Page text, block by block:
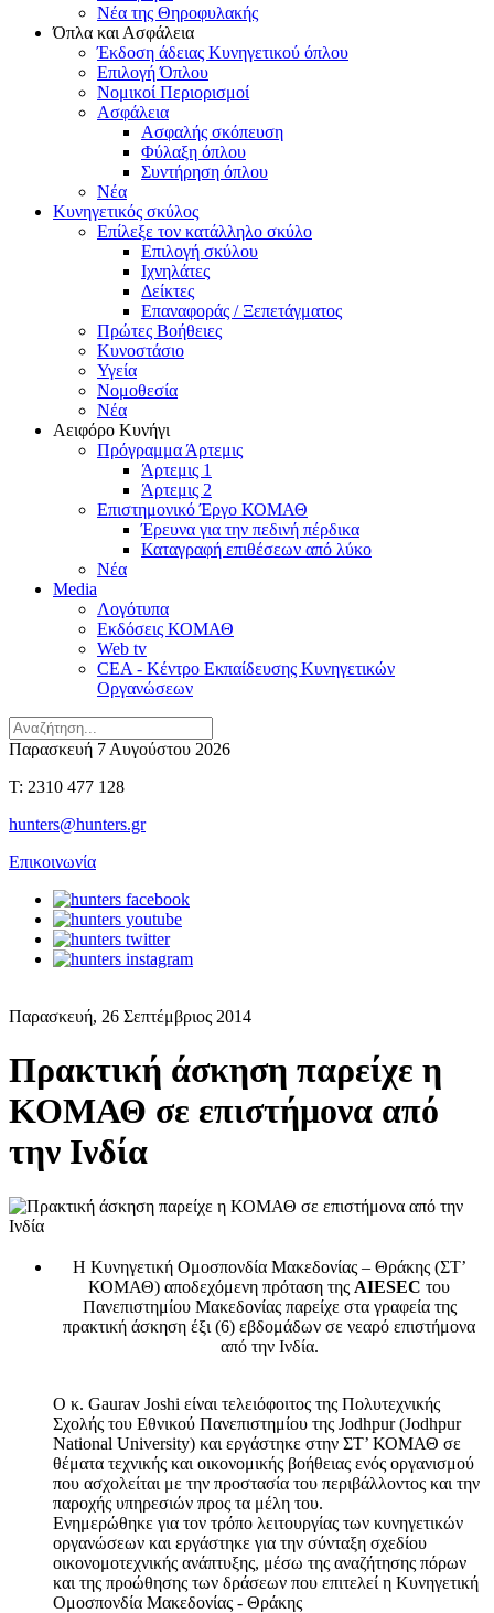
Νέα της Θηροφυλακής
Όπλα και Ασφάλεια
Έκδοση άδειας Κυνηγετικού όπλου
Επιλογή Όπλου
Νομικοί Περιορισμοί
Ασφάλεια
Ασφαλής σκόπευση
Φύλαξη όπλου
Συντήρηση όπλου
Νέα
Κυνηγετικός σκύλος
Επίλεξε τον κατάλληλο σκύλο
Επιλογή σκύλου
Ιχνηλάτες
Δείκτες
Επαναφοράς / Ξεπετάγματος
Πρώτες Βοήθειες
Κυνοστάσιο
Υγεία
Νομοθεσία
Νέα
Αειφόρο Κυνήγι
Πρόγραμμα Άρτεμις
Άρτεμις 1
Άρτεμις 2
Επιστημονικό Έργο ΚΟΜΑΘ
Έρευνα για την πεδινή πέρδικα
Καταγραφή επιθέσεων από λύκο
Νέα
Media
Λογότυπα
Εκδόσεις ΚΟΜΑΘ
Web tv
CEA - Κέντρο Εκπαίδευσης Κυνηγετικών
Οργανώσεων
Παρασκευή 7 Αυγούστου 2026
T: 2310 477 128
hunters@hunters.gr
Επικοινωνία
Παρασκευή, 26 Σεπτέμβριος 2014
Πρακτική άσκηση παρείχε η
ΚΟΜΑΘ σε επιστήμονα από
την Ινδία
Η Κυνηγετική Ομοσπονδία Μακεδονίας – Θράκης (ΣΤ’
ΚΟΜΑΘ) αποδεχόμενη πρόταση της AIESEC του
Πανεπιστημίου Μακεδονίας παρείχε στα γραφεία της
πρακτική άσκηση έξι (6) εβδομάδων σε νεαρό επιστήμονα
από την Ινδία.
Ο κ. Gaurav Joshi είναι τελειόφοιτος της Πολυτεχνικής
Σχολής του Εθνικού Πανεπιστημίου της Jodhpur (Jodhpur
National University) και εργάστηκε στην ΣΤ’ ΚΟΜΑΘ σε
θέματα τεχνικής και οικονομικής βοήθειας ενός οργανισμού
που ασχολείται με την προστασία του περιβάλλοντος και την
παροχής υπηρεσιών προς τα μέλη του.
Ενημερώθηκε για τον τρόπο λειτουργίας των κυνηγετικών
οργανώσεων και εργάστηκε για την σύνταξη σχεδίου
οικονομοτεχνικής ανάπτυξης, μέσω της αναζήτησης πόρων
και της προώθησης των δράσεων που επιτελεί η Κυνηγετική
Ομοσπονδία Μακεδονίας - Θράκης